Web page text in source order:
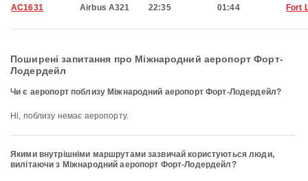
AC1631 Airbus A321 22:35 01:44 Fort
Поширені запитання про Міжнародний аеропорт Форт-
Лодердейл
Чи є аеропорт поблизу Міжнародний аеропорт Форт-Лодердейл?
Ні, поблизу немає аеропорту.
Якими внутрішніми маршрутами зазвичай користуються люди,
вилітаючи з Міжнародний аеропорт Форт-Лодердейл?